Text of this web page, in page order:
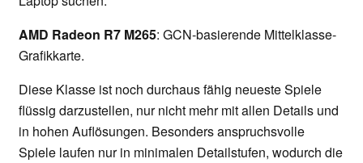
AMD Radeon R7 M265: GCN-basierende Mittelklasse-
Grafikkarte.
Diese Klasse ist noch durchaus fähig neueste Spiele
flüssig darzustellen, nur nicht mehr mit allen Details und
in hohen Auflösungen. Besonders anspruchsvolle
Spiele laufen nur in minimalen Detailstufen, wodurch die